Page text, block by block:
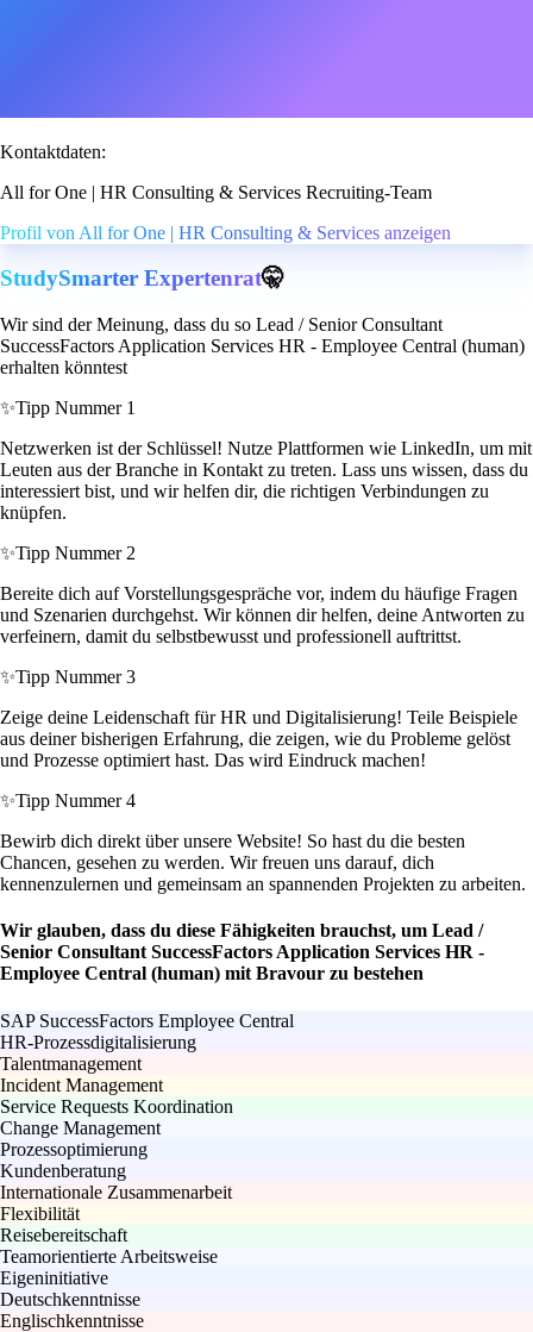
Kontaktdaten:
All for One | HR Consulting & Services Recruiting-Team
Profil von All for One | HR Consulting & Services anzeigen
StudySmarter Expertenrat🤫
Wir sind der Meinung, dass du so Lead / Senior Consultant
SuccessFactors Application Services HR - Employee Central (human)
erhalten könntest
✨Tipp Nummer 1
Netzwerken ist der Schlüssel! Nutze Plattformen wie LinkedIn, um mit
Leuten aus der Branche in Kontakt zu treten. Lass uns wissen, dass du
interessiert bist, und wir helfen dir, die richtigen Verbindungen zu
knüpfen.
✨Tipp Nummer 2
Bereite dich auf Vorstellungsgespräche vor, indem du häufige Fragen
und Szenarien durchgehst. Wir können dir helfen, deine Antworten zu
verfeinern, damit du selbstbewusst und professionell auftrittst.
✨Tipp Nummer 3
Zeige deine Leidenschaft für HR und Digitalisierung! Teile Beispiele
aus deiner bisherigen Erfahrung, die zeigen, wie du Probleme gelöst
und Prozesse optimiert hast. Das wird Eindruck machen!
✨Tipp Nummer 4
Bewirb dich direkt über unsere Website! So hast du die besten
Chancen, gesehen zu werden. Wir freuen uns darauf, dich
kennenzulernen und gemeinsam an spannenden Projekten zu arbeiten.
Wir glauben, dass du diese Fähigkeiten brauchst, um Lead /
Senior Consultant SuccessFactors Application Services HR -
Employee Central (human) mit Bravour zu bestehen
SAP SuccessFactors Employee Central
HR-Prozessdigitalisierung
Talentmanagement
Incident Management
Service Requests Koordination
Change Management
Prozessoptimierung
Kundenberatung
Internationale Zusammenarbeit
Flexibilität
Reisebereitschaft
Teamorientierte Arbeitsweise
Eigeninitiative
Deutschkenntnisse
Englischkenntnisse